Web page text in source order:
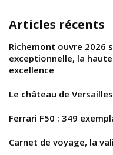
Articles récents
Richemont ouvre 2026
exceptionnelle, la
excellence
Le château de
Ferrari F50 : 349
Carnet de voyage, la